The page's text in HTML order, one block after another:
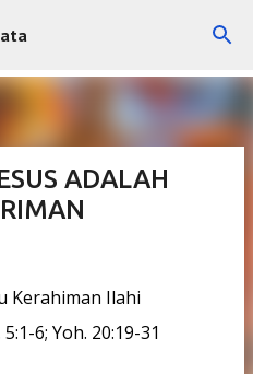
content
ADALAH
Kerahiman Ilahi
6; Yoh. 20:19-31